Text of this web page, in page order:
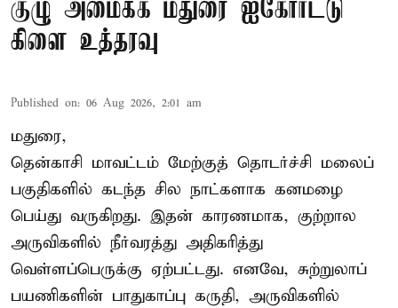
குழு அமைக்க மதுரை ஐகோர்ட்டு
கிளை உத்தரவு
Published on: 06 Aug 2026, 2:01 am
மதுரை,
தென்காசி மாவட்டம் மேற்குத் தொடர்ச்சி மலைப்
பகுதிகளில் கடந்த சில நாட்களாக கனமழை
பெய்து வருகிறது. இதன் காரணமாக, குற்றால
அருவிகளில் நீர்வரத்து அதிகரித்து
வெள்ளப்பெருக்கு ஏற்பட்டது. எனவே, சுற்றுலாப்
பயணிகளின் பாதுகாப்பு கருதி, அருவிகளில்